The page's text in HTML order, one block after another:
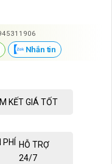
Nhắn tin
KẾT GIÁ TỐT
HỖ TRỢ
24/7